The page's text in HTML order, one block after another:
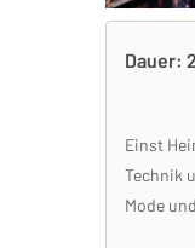
Dauer:
Einst
Technik
Mode